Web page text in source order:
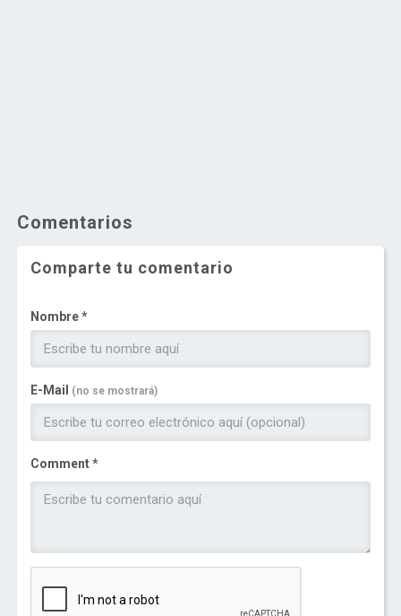
Comentarios
Comparte tu comentario
Nombre *
E-Mail (no se mostrará)
Comment *